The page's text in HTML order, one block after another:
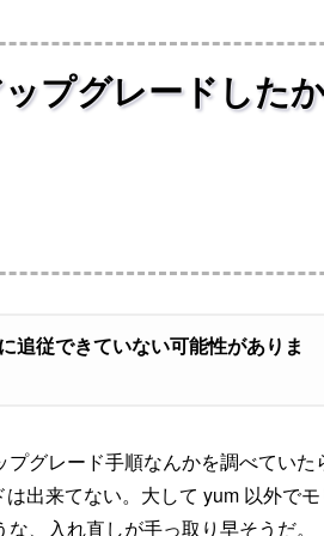
プグレードした
追従できていない可能性がありま
グレード手順なんかを調べていた
出来てない。大して yum 以外でモ
、入れ直しが手っ取り早そうだ。